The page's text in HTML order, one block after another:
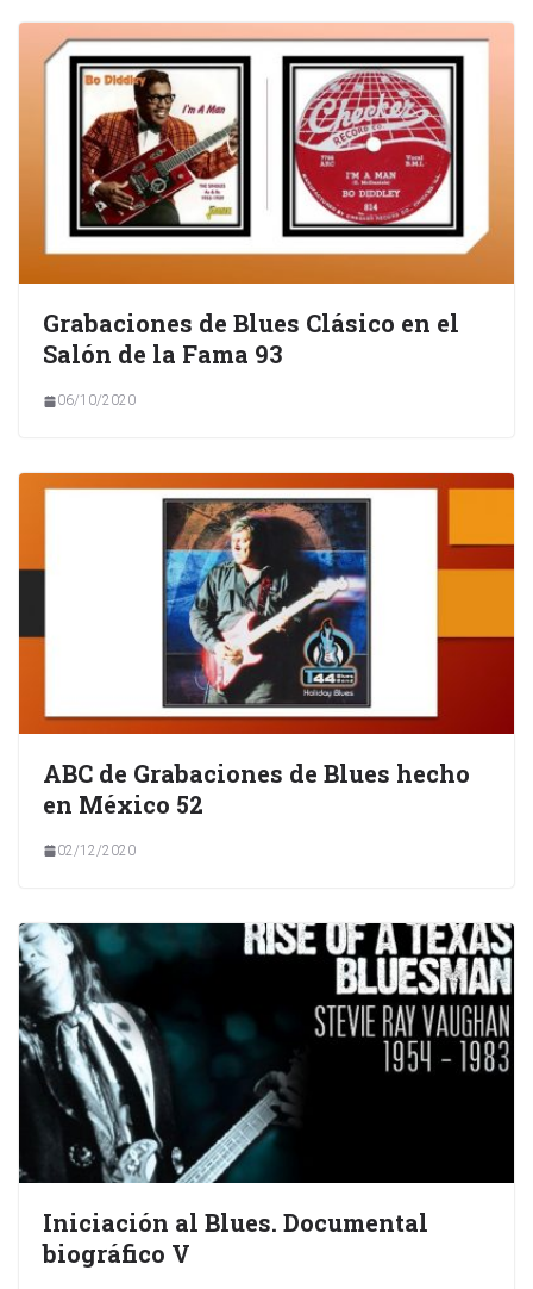
Grabaciones de Blues Clásico en el
Salón de la Fama 93
06/10/2020
ABC de Grabaciones de Blues hecho
en México 52
02/12/2020
Iniciación al Blues. Documental
biográfico V